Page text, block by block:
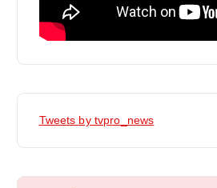
Tweets by tvpro_news